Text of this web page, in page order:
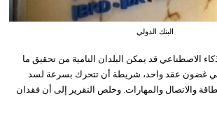
البنك الدولي
الاصطناعي قد يمكن البلدان النامية من تحقيق ما
في غضون عقد واحد، شريطة أن تتحرك بسرعة لسد
والاتصال والمهارات. وخلص التقرير إلى أن فقدان